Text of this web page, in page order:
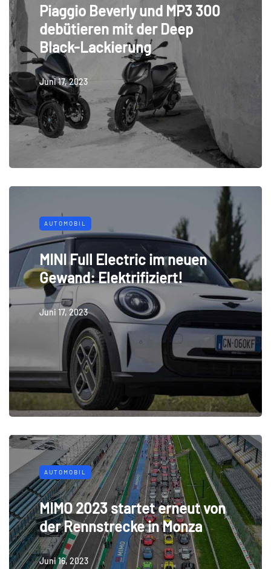
Piaggio Beverly und MP3 300
debütieren mit der Deep
Black-Lackierung
Juni 17, 2023
AUTOMOBIL
MINI Full Electric im neuen
Gewand: Elektrifiziert!
Juni 17, 2023
AUTOMOBIL
MIMO 2023 startet erneut von
der Rennstrecke in Monza
Juni 16, 2023